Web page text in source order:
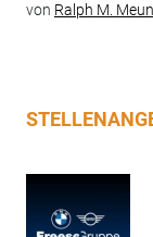
von Ralph M.